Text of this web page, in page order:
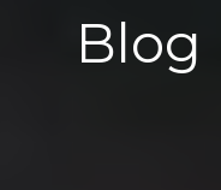
Blog